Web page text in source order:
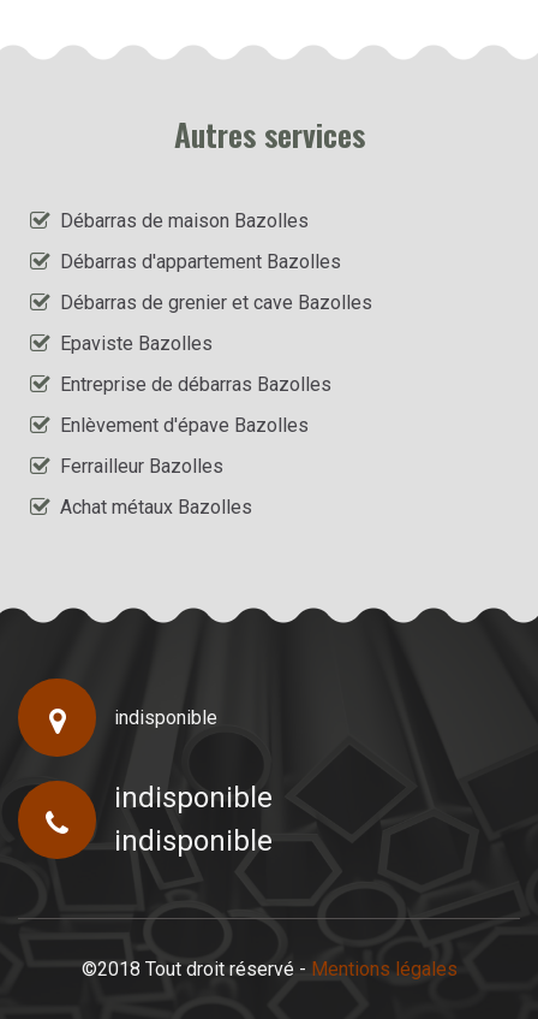
Autres services
Débarras de maison Bazolles
Débarras d'appartement Bazolles
Débarras de grenier et cave Bazolles
Epaviste Bazolles
Entreprise de débarras Bazolles
Enlèvement d'épave Bazolles
Ferrailleur Bazolles
Achat métaux Bazolles
indisponible
indisponible
indisponible
©2018 Tout droit réservé - Mentions légales